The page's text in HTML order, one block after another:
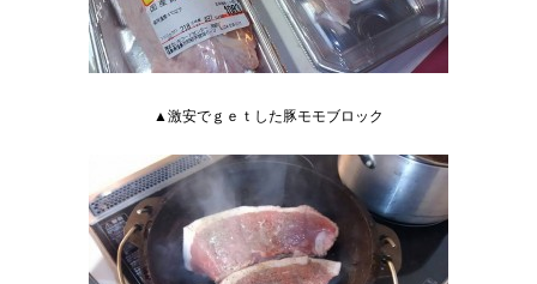
▲激安でｇｅｔした豚モモブロック